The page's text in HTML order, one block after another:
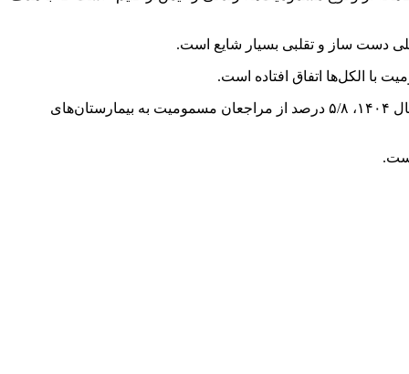
دست ساز و تقلبی بسیار شایع است.
بر اساس آمارهای دریافت شده از بیمارستان‌های مرجع مسمومیت در کشور، مشاهده می‌شود در سال ۱۴۰۳، ۱۰ درصد و در ۶ ماهه اول سال ۱۴۰۴، ۵/۸ درصد از مراجعان مسمومیت به بیمارستان‌های